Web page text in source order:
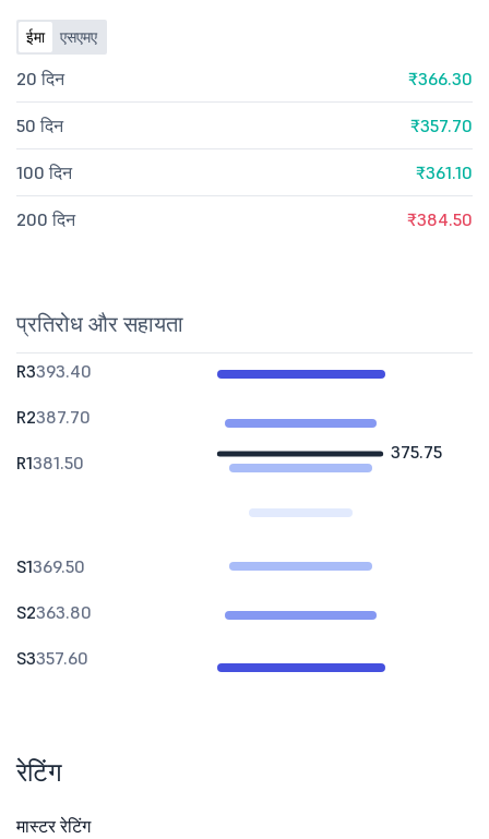
ईमा एसएमए
20 दिन ₹366.30
50 दिन ₹357.70
100 दिन ₹361.10
200 दिन ₹384.50
प्रतिरोध और सहायता
375.75
R3393.40
R2387.70
R1381.50
S1369.50
S2363.80
S3357.60
रेटिंग
मास्टर रेटिंग